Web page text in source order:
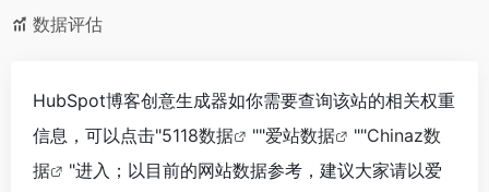
数据评估
HubSpot博客创意生成器如你需要查询该站的相关权重
信息，可以点击"5118数据 ""爱站数据 ""Chinaz数
据
"进入；以目前的网站数据参考，建议大家请以爱